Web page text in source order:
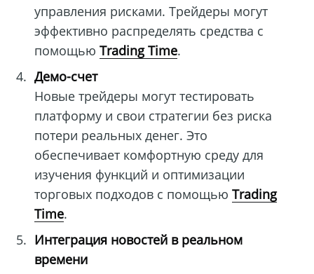
управления рисками. Трейдеры могут
эффективно распределять средства с
помощью Trading Time.
Демо-счет
Новые трейдеры могут тестировать
платформу и свои стратегии без риска
потери реальных денег. Это
обеспечивает комфортную среду для
изучения функций и оптимизации
торговых подходов с помощью Trading
Time.
Интеграция новостей в реальном
времени